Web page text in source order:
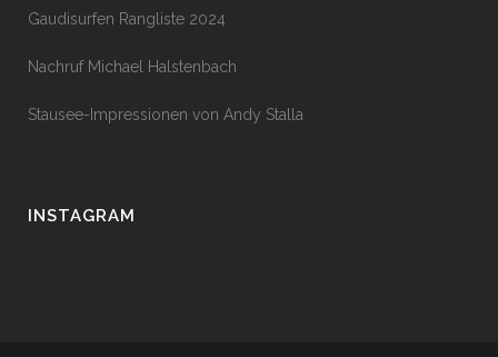
Gaudisurfen Rangliste 2024
Nachruf Michael Halstenbach
Stausee-Impressionen von Andy Stalla
INSTAGRAM